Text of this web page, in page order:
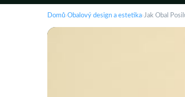
Domů›Obalový design a estetika›Jak Obal